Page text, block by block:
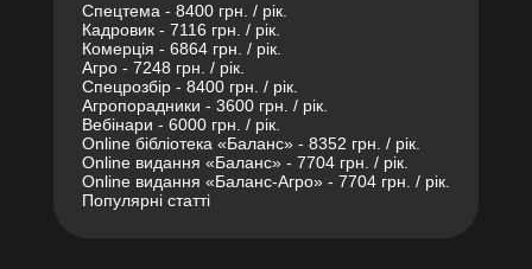
Спецтема - 8400 грн. / рік.
Кадровик - 7116 грн. / рік.
Комерція - 6864 грн. / рік.
Агро - 7248 грн. / рік.
Спецрозбір - 8400 грн. / рік.
Агропорадники - 3600 грн. / рік.
Вебінари - 6000 грн. / рік.
Online бібліотека «Баланс» - 8352 грн. / рік.
Online видання «Баланс» - 7704 грн. / рік.
Online видання «Баланс-Агро» - 7704 грн. / рік.
Популярні статті